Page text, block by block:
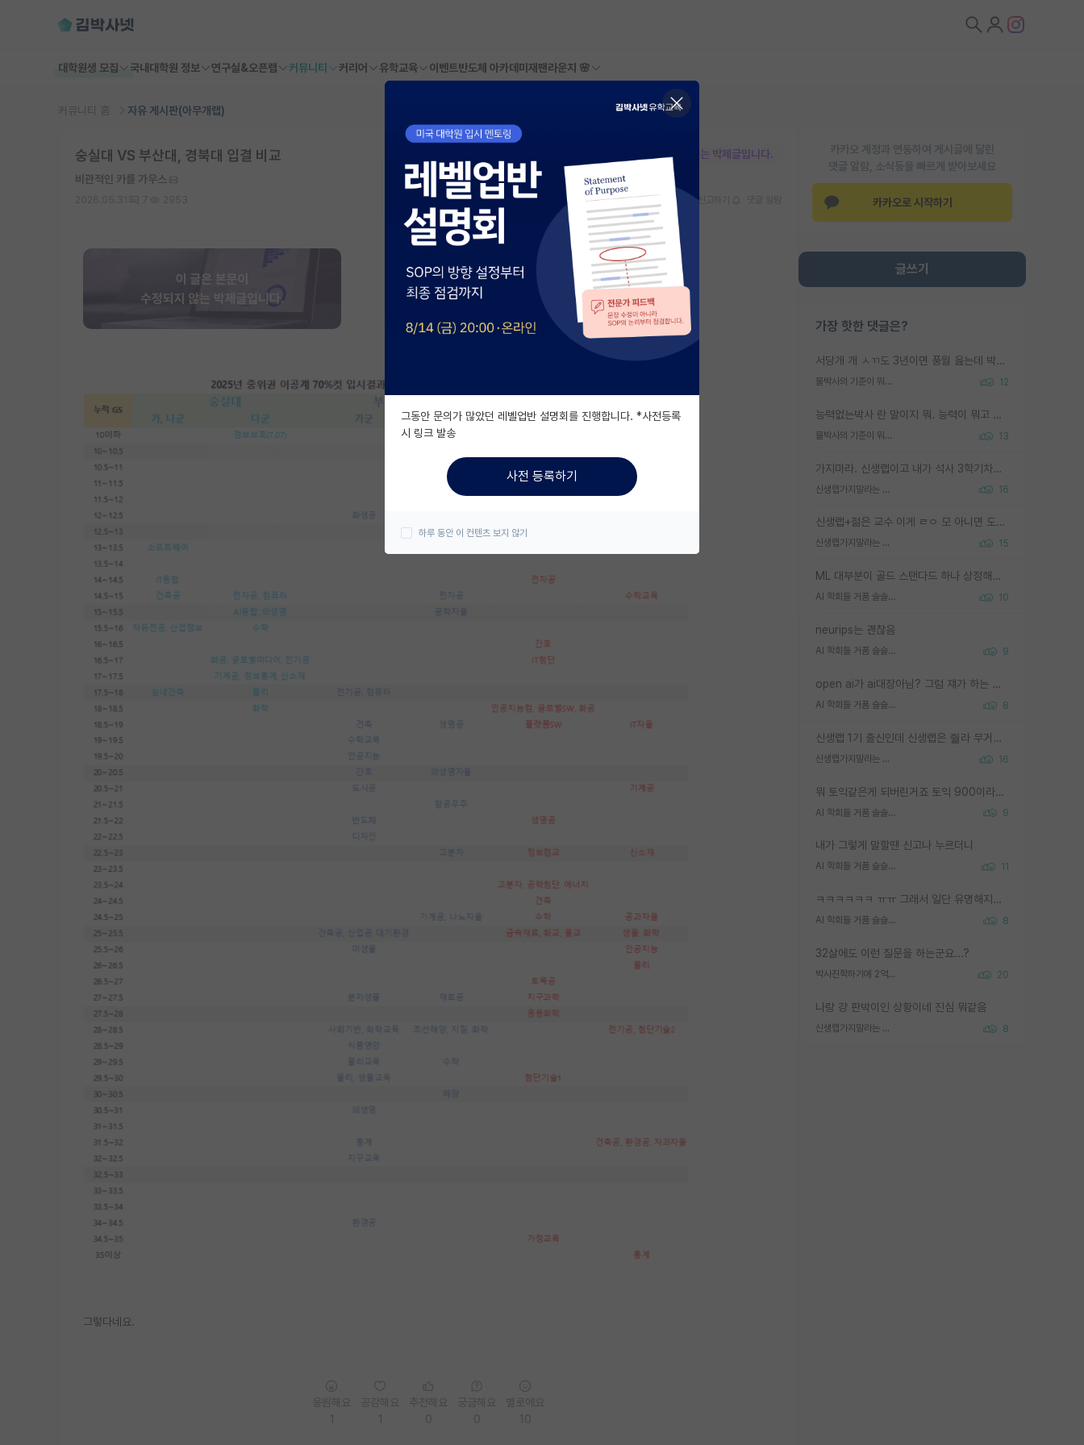
대학원생 모집 국내대학원 정보 연구실&오픈랩 커뮤니티 커리어 유학교육 이벤트반도체 아카데미 재팬라운지 🌸
커뮤니티 홈 자유 게시판(아무개랩)
카카오 계정과 연동하여 게시글에 달린
댓글 알람, 소식등을 빠르게 받아보세요
카카오로 시작하기
글쓰기
가장 핫한 댓글은?
서당개 개 ㅅㄲ도 3년이면 풍월 읊는데 박사 5년 이상 대리고 있으면서 물된건 교수 탓 맞는ㄱ게 거기가 서당이 아니란 소리임
물박사의 기준이 뭐임? 12
능력없는박사 란 말이지 뭐. 능력이 뭐고 능력이 있다는게 뭔지는 사람마다 기준이 다르니까 얘기해봐야 서로 자기 기준만 얘기해서 논쟁이 끝이 안나고. 주위에서 능력있고 야심있는 신입생이 교수가 유의미한 피드백을 아예 안주면서 제대로된 과제에 참여해볼 기회도 제공하지 않고 잡일 뺑뺑이만 돌려서 맨날 단순작업만 하면서 밤새다가 눈빛이 점점 죽어가는걸 본 사람은 물박사는 교수탓이라고 하고, 교수는 이것저것 알려도 주고 기회도 주고 사수 동기 붙여주면서 어떻게든 끌고가려고 하는데 본인이 매일 뺀질거리면서 출근 하는둥마는둥 하다가 기껏 와서도 폰이나 쳐다보다가 실험 망치고 저녁약속있어서 먼저 가볼게요~ 하는걸 본 사람은 물박사는 본인탓이라고 함.
물박사의 기준이 뭐임? 13
가지마라. 신생랩이고 내가 석사 3학기차인데 최고참인데 나도 아무것도 모르는데 교수가 후배들 왜 논문 교육 안시키냐. 논문 왜 안 써오냐 닦달한다
신생랩가지말라는 이유가 있었구나 16
신생랩+젊은 교수 이게 ㄹㅇ 모 아니면 도인듯.
신생랩가지말라는 이유가 있었구나 15
ML 대부분이 골드 스탠다드 하나 상정해놓고 (벤치마크 데이터셋이 여러 개면 여러 개 상정) 그거 얼마나 잘 맞추나 싸움임 가끔 번뜩이는 설계 철학을 보여주는 논문들도 있지만 대부분 그거 성적 얼마나 더 올리느라에 혈안이 되어 있는 측면이 잇음
AI 학회들 거품 슬슬 지적이 나오네요 10
neurips는 괜찮음
AI 학회들 거품 슬슬 지적이 나오네요 9
open ai가 ai대장아님? 그럼 쟤가 하는 말이 다 맞겠네
AI 학회들 거품 슬슬 지적이 나오네요 8
신생랩 1기 출신인데 신생랩은 줠라 무거운 바벨 같은거임. 들면 대박인데 못들면 깔려 죽음. 아무도 알려주지 않는 환경에서 자생해야하지만, 일단 살아남았다면 그 어떤 사람보다 악착같고 생존력 높은 사람으로 거듭날 수 있음
신생랩가지말라는 이유가 있었구나 16
뭐 토익같은게 되버린거죠 토익 900이라고 영어잘하는건 아닙니다만 잘하는사람은 다 900을 넘는 그런
AI 학회들 거품 슬슬 지적이 나오네요 9
내가 그렇게 말할땐 신고나 누르더니
AI 학회들 거품 슬슬 지적이 나오네요 11
ㅋㅋㅋㅋㅋㅋ ㅠㅠ 그래서 일단 유명해지는게 중요한거같습니다
AI 학회들 거품 슬슬 지적이 나오네요 8
32살에도 이런 질문을 하는군요...?
박사진학하기에 2억은 괜찮은 (?) 정도의 경제력인가요 20
나랑 걍 판박이인 상황이네 진심 뭐같음
신생랩가지말라는 이유가 있었구나 8
본문이 수정되지 않는 박제글입니다.
숭실대 VS 부산대, 경북대 입결 비교
비관적인 카를 가우스
스크랩 신고하기
그렇다네요.
그동안 문의가 많았던 레벨업반 설명회를 진행합니다. *사전등록
시 링크 발송
사전 등록하기
하루 동안 이 컨텐츠 보지 않기